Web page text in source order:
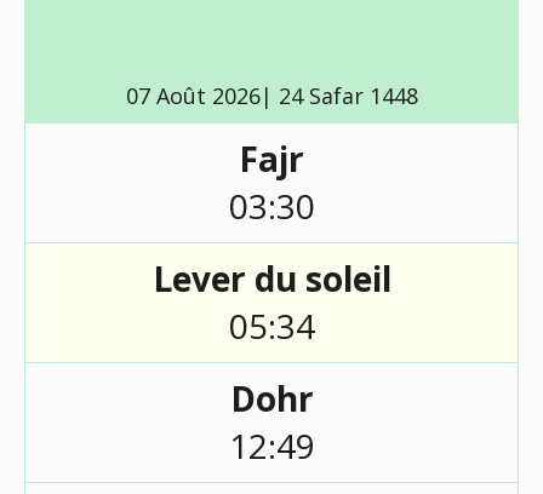
07 Août 2026| 24 Safar 1448
Fajr
03:30
Lever du soleil
05:34
Dohr
12:49